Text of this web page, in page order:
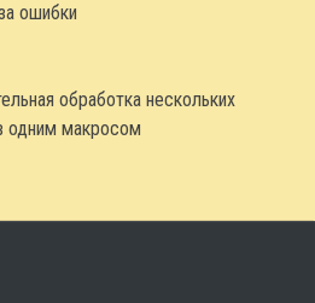
ошибки
обработка нескольких
одним макросом